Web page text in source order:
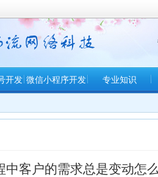
开发 微信小程序开发 专业知识
中客户的需求总是变动怎